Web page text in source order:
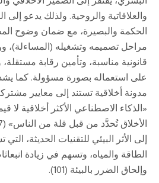
والعلاقاتية والروحية. ولذلك يدعو
الحكمة والبصيرة، مع ضمان وضوح
مراحل تصميمه وتشغيله
قانونية مناسبة، وتأمين رقابة
على استعماله بصورة مسؤولة. كما
مدونة أخلاقية تستند إلى معايير
«الذكاء الاصطناعي الأكثر أخلاقية لا
إلى الأثر البيئي للتقنيات الحديثة،
الطاقة والمياه، وتسهم في زيادة
وإلحاق الضرر بالبيئة (101).